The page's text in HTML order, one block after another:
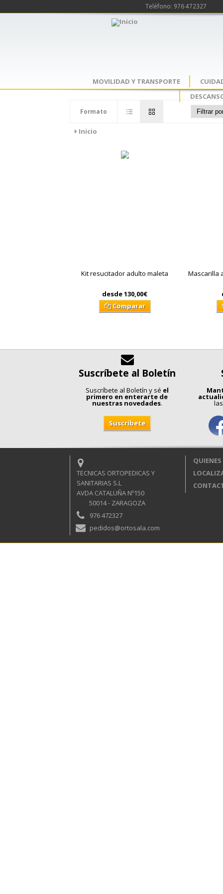
Teléfono: 976 472327
MOVILIDAD Y TRANSPORTE
Formato
Inicio
Kit resucitador adulto maleta
desde130,00€
Comparar
Mascarilla
Suscríbete al Boletín
Suscríbete al Boletín y sé el
primero en enterarte de
nuestras novedades.
TECNICAS ORTOPEDICAS Y
SANITARIAS S.L
AVDA CATALUÑA Nº150
50014 - ZARAGOZA
976 472327
pedidos@ortosala.com